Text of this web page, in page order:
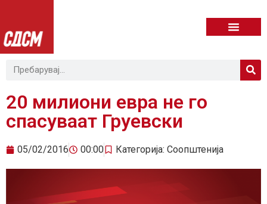
20 милиони евра не го
спасуваат Груевски
05/02/2016 00:00 Категорија: Соопштенија